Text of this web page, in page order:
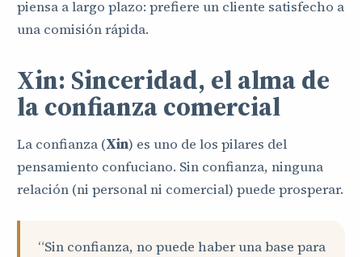
piensa a largo plazo: prefiere un cliente satisfecho a
una comisión rápida.
Xin: Sinceridad, el alma de
la confianza comercial
La confianza (Xin) es uno de los pilares del
pensamiento confuciano. Sin confianza, ninguna
relación (ni personal ni comercial) puede prosperar.
“Sin confianza, no puede haber una base para